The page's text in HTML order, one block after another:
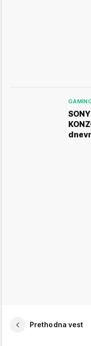
Prethodna vest